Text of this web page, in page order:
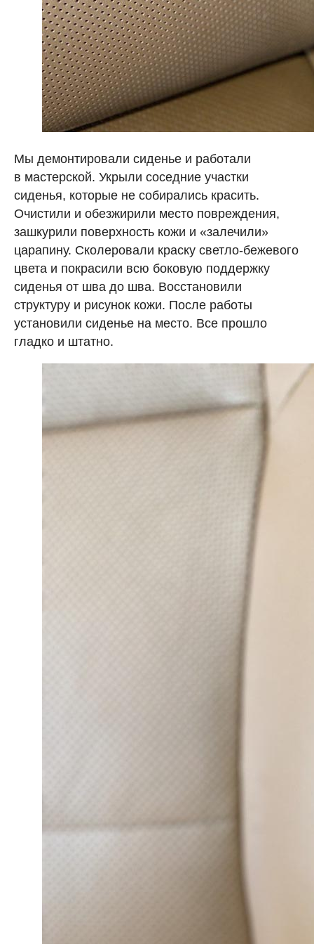
Мы демонтировали сиденье и работали
в мастерской. Укрыли соседние участки
сиденья, которые не собирались красить.
Очистили и обезжирили место повреждения,
зашкурили поверхность кожи и «залечили»
царапину. Сколеровали краску светло-бежевого
цвета и покрасили всю боковую поддержку
сиденья от шва до шва. Восстановили
структуру и рисунок кожи. После работы
установили сиденье на место. Все прошло
гладко и штатно.